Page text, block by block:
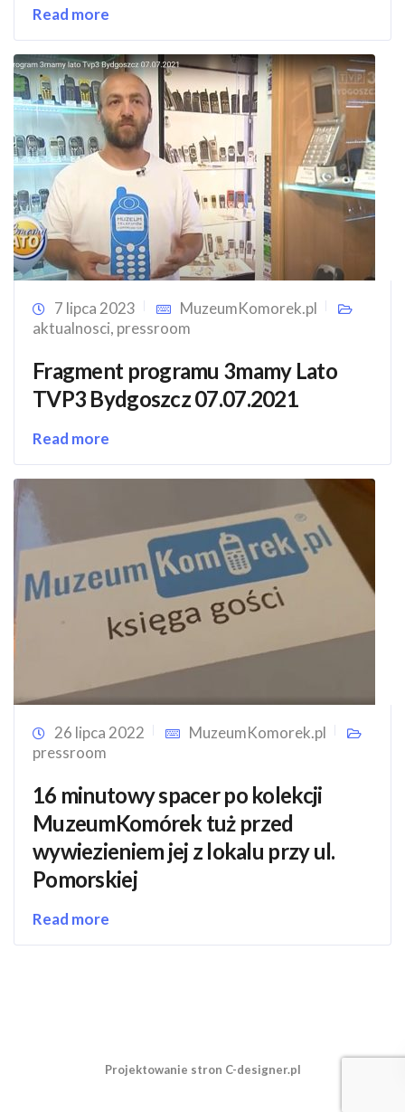
Read more
7 lipca 2023
MuzeumKomorek.pl
aktualnosci, pressroom
Fragment programu 3mamy Lato
TVP3 Bydgoszcz 07.07.2021
Read more
26 lipca 2022
MuzeumKomorek.pl
pressroom
16 minutowy spacer po kolekcji
MuzeumKomórek tuż przed
wywiezieniem jej z lokalu przy ul.
Pomorskiej
Read more
Projektowanie stron C-designer.pl